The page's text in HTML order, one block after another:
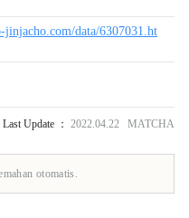
data/6307031.ht
Last Update ： 2022.04.22 MATCHA
otomatis.